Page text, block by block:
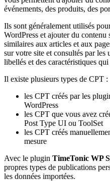
événements, des produits, des
Ils sont généralement utilisés
WordPress et ajouter du
similaires aux articles et aux
sur votre site et consultés par les
libellés et des caractéristiques
Il existe plusieurs types de CPT :
les CPT créés par les
WordPress
les CPT que vous avez
Post Type UI ou ToolSet
les CPT créés
mesure
Avec le plugin TimeTonic WP
propres types de publications
les données importées.